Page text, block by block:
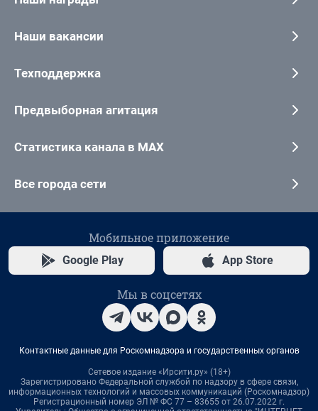
Наши вакансии
Техподдержка
Предвыборная агитация
Статистика канала в MAX
Все города сети
Мобильное приложение
Google Play App Store
Мы в соцсетях
Контактные данные для Роскомнадзора и государственных органов
Сетевое издание «Ирсити.ру» (18+)
Зарегистрировано Федеральной службой по надзору в сфере связи,
информационных технологий и массовых коммуникаций (Роскомнадзор)
Регистрационный номер ЭЛ № ФС 77 – 83655 от 26.07.2022 г.